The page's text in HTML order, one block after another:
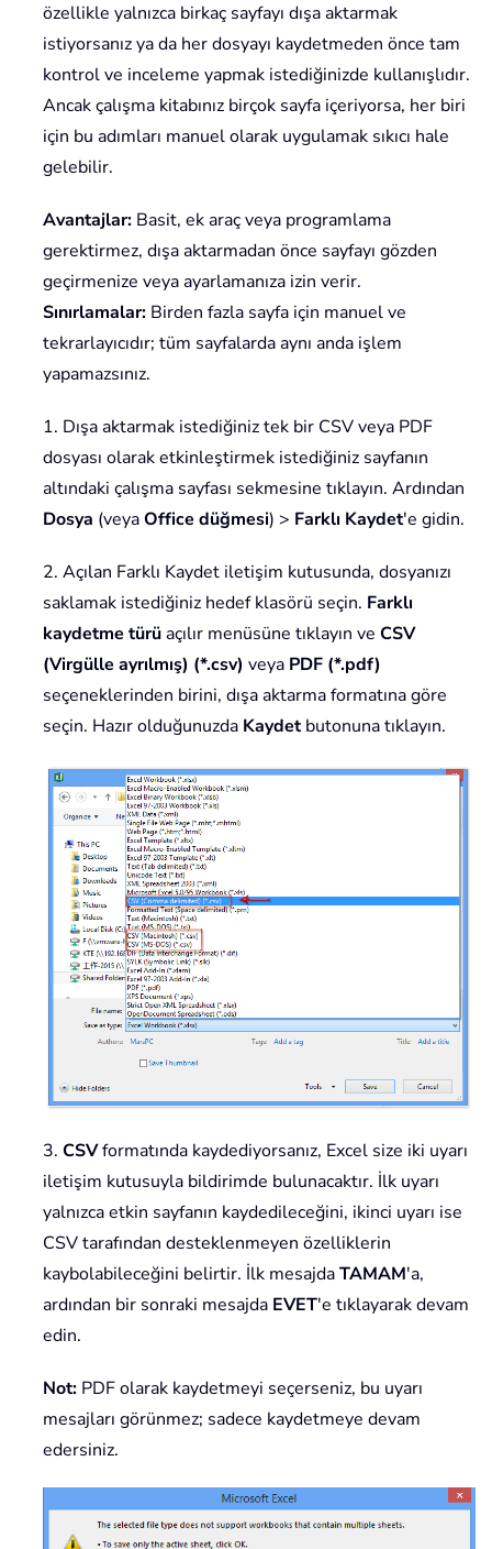
özellikle yalnızca birkaç sayfayı dışa aktarmak
istiyorsanız ya da her dosyayı kaydetmeden önce tam
kontrol ve inceleme yapmak istediğinizde kullanışlıdır.
Ancak çalışma kitabınız birçok sayfa içeriyorsa, her biri
için bu adımları manuel olarak uygulamak sıkıcı hale
gelebilir.
Avantajlar: Basit, ek araç veya programlama
gerektirmez, dışa aktarmadan önce sayfayı gözden
geçirmenize veya ayarlamanıza izin verir.
Sınırlamalar: Birden fazla sayfa için manuel ve
tekrarlayıcıdır; tüm sayfalarda aynı anda işlem
yapamazsınız.
1. Dışa aktarmak istediğiniz tek bir CSV veya PDF
dosyası olarak etkinleştirmek istediğiniz sayfanın
altındaki çalışma sayfası sekmesine tıklayın. Ardından
Dosya (veyaOffice düğmesi) > Farklı Kaydet'e gidin.
2. Açılan Farklı Kaydet iletişim kutusunda, dosyanızı
saklamak istediğiniz hedef klasörü seçin. Farklı
kaydetme türüaçılır menüsüne tıklayın ve CSV
(Virgülle ayrılmış) (*.csv) veya PDF (*.pdf)
seçeneklerinden birini, dışa aktarma formatına göre
seçin. Hazır olduğunuzda Kaydetbutonuna tıklayın.
3. CSVformatında kaydediyorsanız, Excel size iki uyarı
iletişim kutusuyla bildirimde bulunacaktır. İlk uyarı
yalnızca etkin sayfanın kaydedileceğini, ikinci uyarı ise
CSV tarafından desteklenmeyen özelliklerin
kaybolabileceğini belirtir. İlk mesajdaTAMAM'a,
ardından bir sonraki mesajda EVET'e tıklayarak devam
edin.
Not: PDF olarak kaydetmeyi seçerseniz, bu uyarı
mesajları görünmez; sadece kaydetmeye devam
edersiniz.